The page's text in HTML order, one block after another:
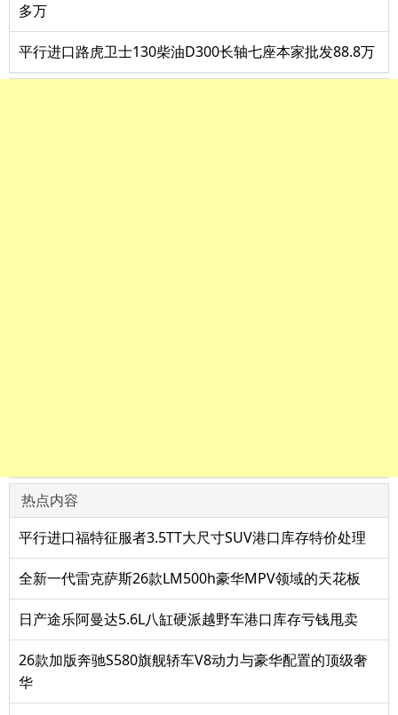
多万
平行进口路虎卫士130柴油D300长轴七座本家批发88.8万
热点内容
平行进口福特征服者3.5TT大尺寸SUV港口库存特价处理
全新一代雷克萨斯26款LM500h豪华MPV领域的天花板
日产途乐阿曼达5.6L八缸硬派越野车港口库存亏钱甩卖
26款加版奔驰S580旗舰轿车V8动力与豪华配置的顶级奢
华